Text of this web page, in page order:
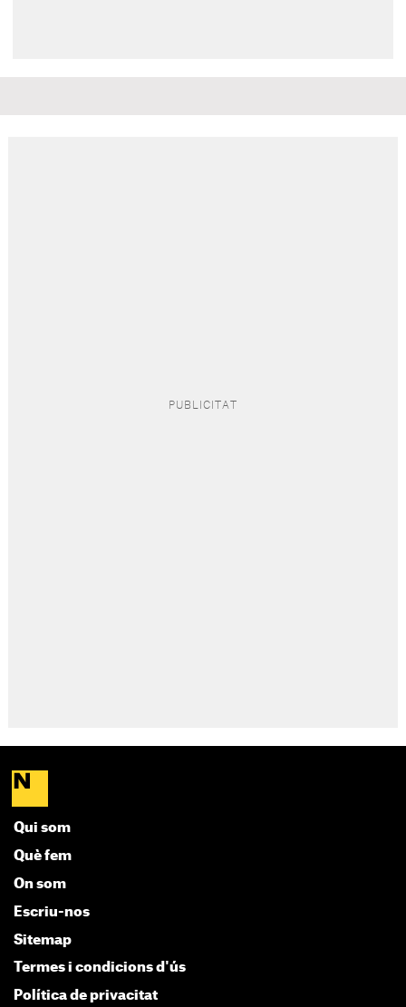
Qui som
Què fem
On som
Escriu-nos
Sitemap
Termes i condicions d'ús
Política de privacitat